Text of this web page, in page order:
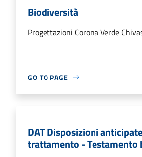
Biodiversità
Progettazioni Corona Verde
GO TO PAGE
DAT Disposizioni
trattamento - Testamento